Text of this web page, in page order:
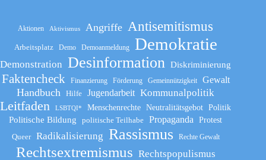
Aktionen Aktivismus Angriffe Antisemitismus
Arbeitsplatz Demo Demoanmeldung Demokratie
Demonstration Desinformation Diskriminierung
Faktencheck Finanzierung Förderung Gemeinnützigkeit Gewalt
Handbuch Hilfe Jugendarbeit Kommunalpolitik
Leitfaden LSBTQI* Menschenrechte Neutralitätsgebot Politik
Politische Bildung politische Teilhabe Propaganda
Protest
Queer
Radikalisierung Rassismus Rechte Gewalt
Rechtsextremismus Rechtspopulismus